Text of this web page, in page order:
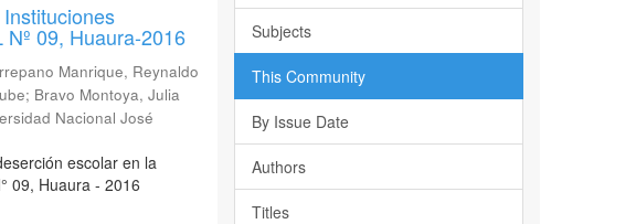
09, Huaura-2016
Manrique, Reynaldo
; Bravo Montoya, Julia
Nacional José
escolar en la
09, Huaura - 2016
Subjects
This Community
By Issue Date
Authors
Titles